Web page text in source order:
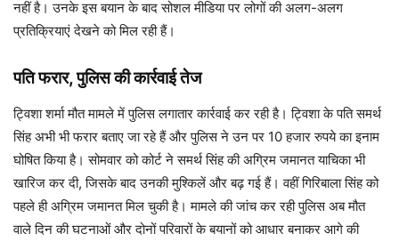
नहीं है। उनके इस बयान के बाद सोशल मीडिया पर लोगों की अलग-अलग
प्रतिक्रियाएं देखने को मिल रही हैं।
पति फरार, पुलिस की कार्रवाई तेज
ट्विशा शर्मा मौत मामले में पुलिस लगातार कार्रवाई कर रही है। ट्विशा के पति समर्थ
सिंह अभी भी फरार बताए जा रहे हैं और पुलिस ने उन पर 10 हजार रुपये का इनाम
घोषित किया है। सोमवार को कोर्ट ने समर्थ सिंह की अग्रिम जमानत याचिका भी
खारिज कर दी, जिसके बाद उनकी मुश्किलें और बढ़ गई हैं। वहीं गिरिबाला सिंह को
पहले ही अग्रिम जमानत मिल चुकी है। मामले की जांच कर रही पुलिस अब मौत
वाले दिन की घटनाओं और दोनों परिवारों के बयानों को आधार बनाकर आगे की